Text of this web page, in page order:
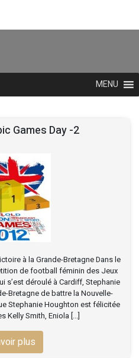
MENU
Games Day -2
à la Grande-Bretagne Dans le
de football féminin des Jeux
s’est déroulé à Cardiff, Stephanie
Bretagne de battre la Nouvelle-
Stephanie Houghton est félicitée
Kelly Smith, Eniola [...]
plus